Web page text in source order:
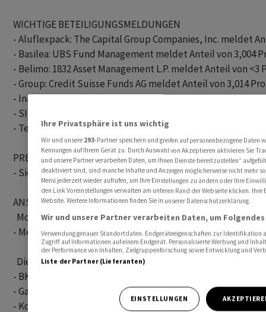
WICHTIGE BETEILIGUNGSMELDUNGEN
- Aluflexpack: The Capital Group Companies, Inc. meldet
- Basilea: UBS Fund Management meldet Anteil von 3,004
- Belimo: 1832 Asset Management L.P. meldet Anteil von <3
- Group: Credit Suisse Funds AG meldet Anteil von 3,014
- Ina Invest: Caceis SA meldet Anteil von 15,008 Prozent
- SIG Group: Credit Suisse Funds AG meldet Anteil von
- Temenos: Deutsche Bank AG meldet Anteil von 3,003
PRESSE WOCHENENDE/MONTAG
- Siehe separate Presseschau
ANSTEHENDE INFORMATIONEN VON UNTERNEHMEN
  Montag:
- Metall Zug: Ergebnis 2023 (MK 10.00 Uhr)
  Dienstag:
- BKW: Ergebnis 2023 (BMK/Webcast 09.30 Uhr)
- Galenica: Ergebnis 2023 (BMK 10.30 Uhr)
- Komax: Ergebnis 2023 (Conf. Call 10.00 Uhr)
Ihre Privatsphäre ist uns wichtig
Wir und unsere 293-Partner speichern und greifen auf personenbezogene Daten
Kennungen auf Ihrem Gerät zu. Durch Auswahl von Akzeptieren aktivieren Sie
und unsere Partner verarbeiten Daten, um Ihnen Dienste bereitzustellen“
deaktiviert sind, sind manche Inhalte und Anzeigen möglicherweise nicht mehr
Menü jederzeit wieder aufrufen, um Ihre Einstellungen zu ändern oder Ihre
den Link Voreinstellungen verwalten am unteren Rand der Webseite klicken. Ihre
Website. Weitere Informationen finden Sie in unserer Datenschutzerklärung.
Wir und unsere Partner verarbeiten Daten, um
Verwendung genauer Standortdaten. Endgeräteeigenschaften zur Identifikation
Zugriff auf Informationen auf einem Endgerät. Personalisierte Werbung und
der Performance von Inhalten, Zielgruppenforschung sowie Entwicklung und
Liste der Partner (Lieferanten)
EINSTELLUNGEN